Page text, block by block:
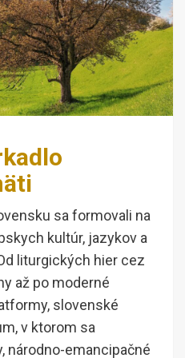
sa formovali na
kultúr, jazykov a
liturgických hier cez
až po moderné
slovenské
v ktorom sa
národno-emancipačné